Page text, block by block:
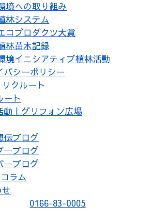
境への取り組み
林システム
コプロダクツ大賞
林苗木記録
境イニシアティブ植林活動
バシーポリシー
クルート
ート
動｜グリフォン広場
伝ブログ
ーブログ
ーブログ
ラム
0166-83-0005